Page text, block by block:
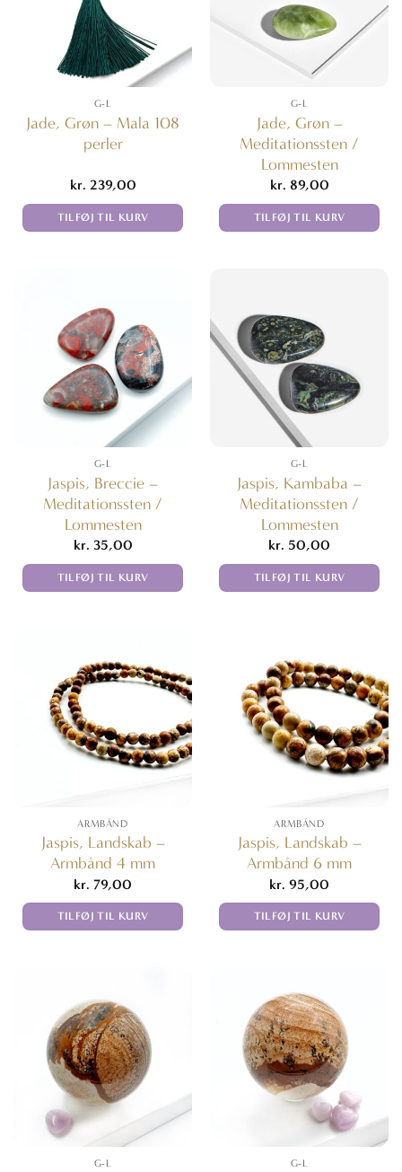
G-L
Jade, Grøn – Mala 108
perler
kr. 239,00
TILFØJ TIL KURV
G-L
Jade, Grøn –
Meditationssten /
Lommesten
kr. 89,00
TILFØJ TIL KURV
G-L
Jaspis, Breccie –
Meditationssten /
Lommesten
kr. 35,00
TILFØJ TIL KURV
G-L
Jaspis, Kambaba –
Meditationssten /
Lommesten
kr. 50,00
TILFØJ TIL KURV
ARMBÅND
Jaspis, Landskab –
Armbånd 4 mm
kr. 79,00
TILFØJ TIL KURV
ARMBÅND
Jaspis, Landskab –
Armbånd 6 mm
kr. 95,00
TILFØJ TIL KURV
G-L G-L